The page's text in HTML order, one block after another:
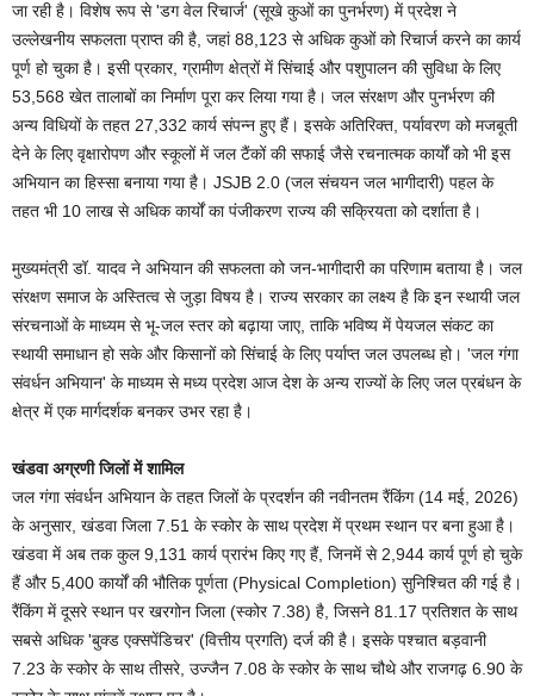
जा रही है। विशेष रूप से 'डग वेल रिचार्ज' (सूखे कुओं का पुनर्भरण) में प्रदेश ने
उल्लेखनीय सफलता प्राप्त की है, जहां 88,123 से अधिक कुओं को रिचार्ज करने का कार्य
पूर्ण हो चुका है। इसी प्रकार, ग्रामीण क्षेत्रों में सिंचाई और पशुपालन की सुविधा के लिए
53,568 खेत तालाबों का निर्माण पूरा कर लिया गया है। जल संरक्षण और पुनर्भरण की
अन्य विधियों के तहत 27,332 कार्य संपन्न हुए हैं। इसके अतिरिक्त, पर्यावरण को मजबूती
देने के लिए वृक्षारोपण और स्कूलों में जल टैंकों की सफाई जैसे रचनात्मक कार्यों को भी इस
अभियान का हिस्सा बनाया गया है। JSJB 2.0 (जल संचयन जल भागीदारी) पहल के
तहत भी 10 लाख से अधिक कार्यों का पंजीकरण राज्य की सक्रियता को दर्शाता है।
मुख्यमंत्री डॉ. यादव ने अभियान की सफलता को जन-भागीदारी का परिणाम बताया है। जल
संरक्षण समाज के अस्तित्व से जुड़ा विषय है। राज्य सरकार का लक्ष्य है कि इन स्थायी जल
संरचनाओं के माध्यम से भू-जल स्तर को बढ़ाया जाए, ताकि भविष्य में पेयजल संकट का
स्थायी समाधान हो सके और किसानों को सिंचाई के लिए पर्याप्त जल उपलब्ध हो। 'जल गंगा
संवर्धन अभियान' के माध्यम से मध्य प्रदेश आज देश के अन्य राज्यों के लिए जल प्रबंधन के
क्षेत्र में एक मार्गदर्शक बनकर उभर रहा है।
खंडवा अग्रणी जिलों में शामिल
जल गंगा संवर्धन अभियान के तहत जिलों के प्रदर्शन की नवीनतम रैंकिंग (14 मई, 2026)
के अनुसार, खंडवा जिला 7.51 के स्कोर के साथ प्रदेश में प्रथम स्थान पर बना हुआ है।
खंडवा में अब तक कुल 9,131 कार्य प्रारंभ किए गए हैं, जिनमें से 2,944 कार्य पूर्ण हो चुके
हैं और 5,400 कार्यों की भौतिक पूर्णता (Physical Completion) सुनिश्चित की गई है।
रैंकिंग में दूसरे स्थान पर खरगोन जिला (स्कोर 7.38) है, जिसने 81.17 प्रतिशत के साथ
सबसे अधिक 'बुक्ड एक्सपेंडिचर' (वित्तीय प्रगति) दर्ज की है। इसके पश्चात बड़वानी
7.23 के स्कोर के साथ तीसरे, उज्जैन 7.08 के स्कोर के साथ चौथे और राजगढ़ 6.90 के